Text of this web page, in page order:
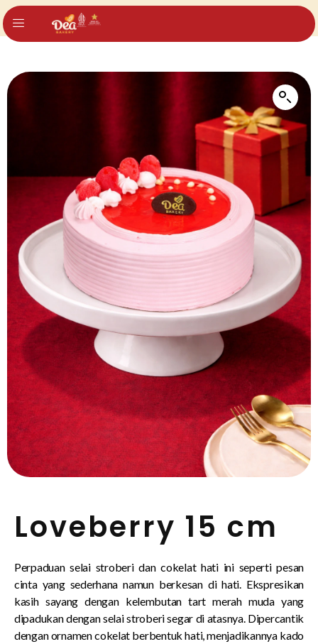
Loveberry 15 cm
Perpaduan selai stroberi dan cokelat hati ini seperti pesan
cinta yang sederhana namun berkesan di hati. Ekspresikan
kasih sayang dengan kelembutan tart merah muda yang
dipadukan dengan selai stroberi segar di atasnya. Dipercantik
dengan ornamen cokelat berbentuk hati, menjadikannya kado